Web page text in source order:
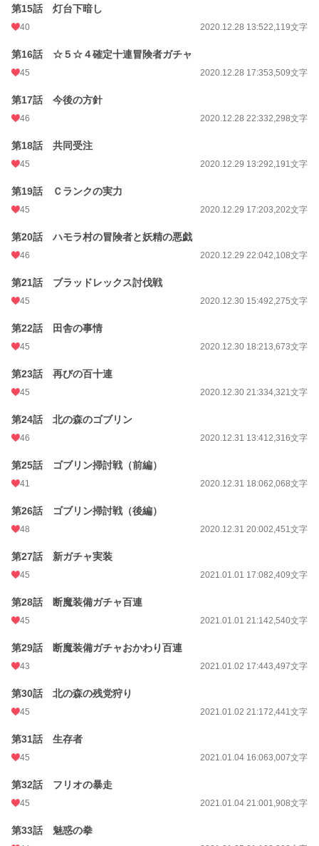
第15話 灯台下暗し
40 2020.12.28 13:522,119文字
第16話 ☆５☆４確定十連冒険者ガチャ
45 2020.12.28 17:353,509文字
第17話 今後の方針
46 2020.12.28 22:332,298文字
第18話 共同受注
45 2020.12.29 13:292,191文字
第19話 Ｃランクの実力
45 2020.12.29 17:203,202文字
第20話 ハモラ村の冒険者と妖精の悪戯
46 2020.12.29 22:042,108文字
第21話 ブラッドレックス討伐戦
45 2020.12.30 15:492,275文字
第22話 田舎の事情
45 2020.12.30 18:213,673文字
第23話 再びの百十連
45 2020.12.30 21:334,321文字
第24話 北の森のゴブリン
46 2020.12.31 13:412,316文字
第25話 ゴブリン掃討戦（前編）
41 2020.12.31 18:062,068文字
第26話 ゴブリン掃討戦（後編）
48 2020.12.31 20:002,451文字
第27話 新ガチャ実装
45 2021.01.01 17:082,409文字
第28話 断魔装備ガチャ百連
45 2021.01.01 21:142,540文字
第29話 断魔装備ガチャおかわり百連
43 2021.01.02 17:443,497文字
第30話 北の森の残党狩り
45 2021.01.02 21:172,441文字
第31話 生存者
45 2021.01.04 16:063,007文字
第32話 フリオの暴走
45 2021.01.04 21:001,908文字
第33話 魅惑の拳